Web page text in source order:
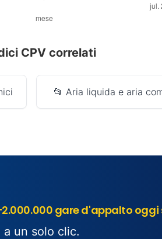
CPV correlati
📂 Aria liquida e aria
gare d'appalto oggi
a un solo clic.